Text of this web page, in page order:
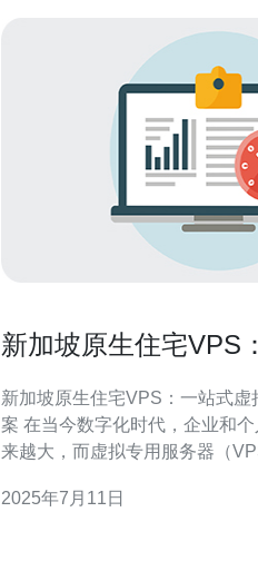
新加坡原生住宅VPS
新加坡原生住宅VPS：一站式
案 在当今数字化时代，企业和个人对互联网的需求越
来越大，而虚拟专用服务器（
需求。在新加坡，原生住宅VPS
2025年7月11日